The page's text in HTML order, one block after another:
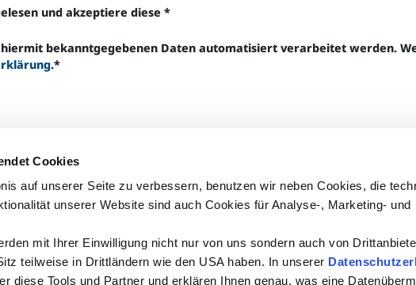
Cookies
auf unserer Seite zu verbessern, benutzen wir neben Cookies, die
unserer Website sind auch Cookies für Analyse-, Marketing- und
mit Ihrer Einwilligung nicht nur von uns sondern auch von
teilweise in Drittländern wie den USA haben. In unserer
diese Tools und Partner und erklären Ihnen genau, was eine
und akzeptiere diese *
hiermit bekanntgegebenen Daten automatisiert verarbeitet werden.
.*